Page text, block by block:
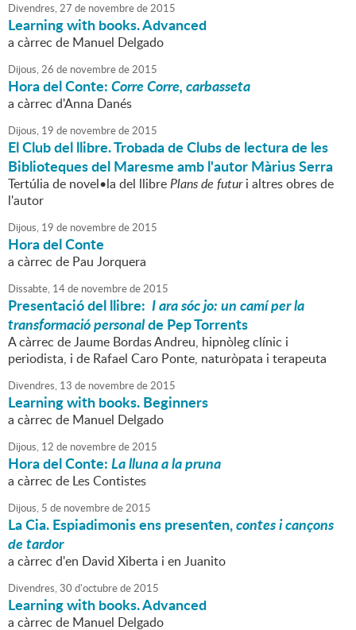
Divendres,27 de novembrede2015
Learning with books. Advanced
a càrrec de Manuel Delgado
Dijous,26 de novembrede2015
Hora del Conte:Corre Corre, carbasseta
a càrrec d'Anna Danés
Dijous, 19 de novembrede2015
El Club del llibre. Trobada de Clubs de lectura de les
Biblioteques del Maresme amb l'autor Màrius Serra
Tertúlia de novel•la del llibrePlans de futuri altres obres de
l'autor
Dijous, 19 de novembrede2015
Hora del Conte
a càrrec de Pau Jorquera
Dissabte, 14de novembrede2015
Presentació del llibre: I ara sóc jo: un camí per la
transformació personalde Pep Torrents
A càrrec de Jaume Bordas Andreu, hipnòleg clínic i
periodista, i de Rafael Caro Ponte, naturòpata i terapeuta
Divendres, 13 de novembrede2015
Learning with books. Beginners
a càrrec de Manuel Delgado
Dijous, 12 de novembrede2015
Hora del Conte:La lluna a la pruna
a càrrec de Les Contistes
Dijous, 5 de novembrede2015
La Cia. Espiadimonis ens presenten,contes i cançons
de tardor
a càrrec d'en David Xiberta i en Juanito
Divendres,30 d'octubrede2015
Learning with books. Advanced
a càrrec de Manuel Delgado